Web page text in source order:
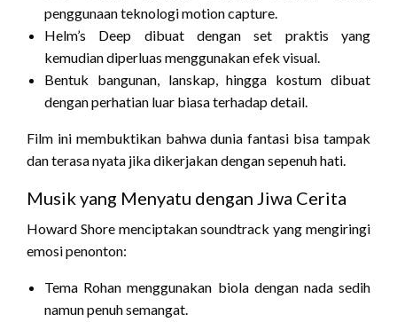
penggunaan teknologi motion capture.
Helm’s Deep dibuat dengan set praktis yang
kemudian diperluas menggunakan efek visual.
Bentuk bangunan, lanskap, hingga kostum dibuat
dengan perhatian luar biasa terhadap detail.
Film ini membuktikan bahwa dunia fantasi bisa tampak
dan terasa nyata jika dikerjakan dengan sepenuh hati.
Musik yang Menyatu dengan Jiwa Cerita
Howard Shore menciptakan soundtrack yang mengiringi
emosi penonton:
Tema Rohan menggunakan biola dengan nada sedih
namun penuh semangat.